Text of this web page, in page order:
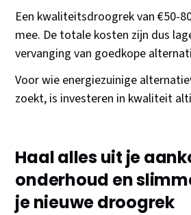
Een kwaliteitsdroogrek van €50-
mee. De totale kosten zijn dus
vervanging van goedkope
Voor wie energiezuinige
zoekt, is investeren in kwaliteit
Haal alles uit je
onderhoud en
je nieuwe droogrek